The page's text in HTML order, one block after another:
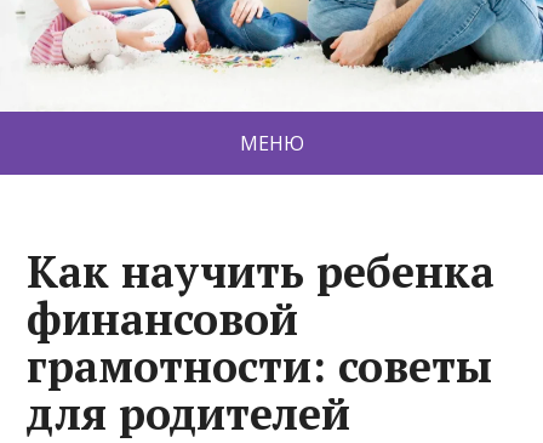
МЕНЮ
Как научить ребенка
финансовой
грамотности: советы
для родителей